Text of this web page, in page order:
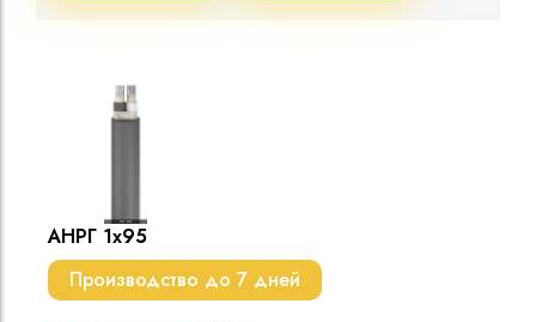
АНРГ 1х95
Производство до 7 дней